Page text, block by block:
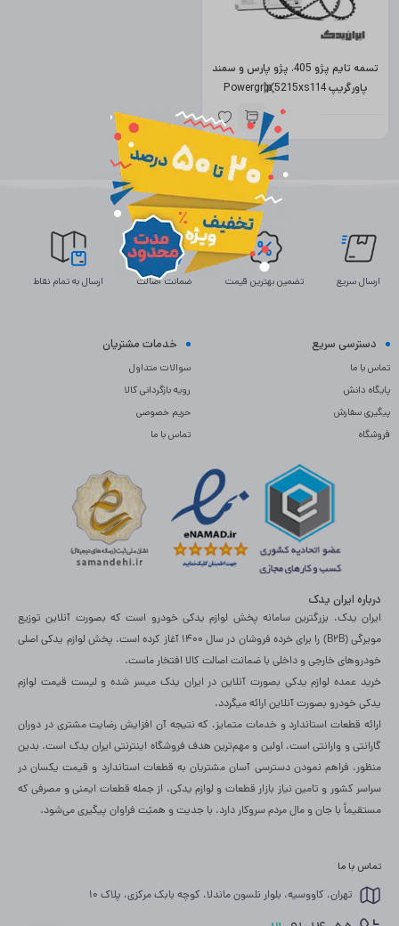
×
تسمه تایم پژو 405، پژو پارس و سمند
پاورگریپ Powergrip 5215xs114
(اصلی)
ارسال سریع تضمین بهترین قیمت ضمانت اصالت ارسال به تمام نقاط
دسترسی سریع
تماس با ما
پایگاه دانش
پیگیری سفارش
فروشگاه
خدمات مشتریان
سوالات متداول
رویه بازگردانی کالا
حریم خصوصی
تماس با ما
درباره ایران یدک
ایران یدک، بزرگترین سامانه پخش لوازم یدکی خودرو است که بصورت آنلاین توزیع
مویرگی (B2B) را برای خرده فروشان در سال 1400 آغاز کرده است. پخش لوازم یدکی اصلی
خودروهای خارجی و داخلی با ضمانت اصالت کالا افتخار ماست.
خرید عمده لوازم یدکی بصورت آنلاین در ایران یدک میسر شده و لیست قیمت لوازم
یدکی خودرو بصورت آنلاین ارائه میگردد.
ارائه قطعات استاندارد و خدمات متمایز، که نتیجه آن افزایش رضایت مشتری در دوران
گارانتی و وارانتی است، اولین و مهم‌ترین هدف فروشگاه اینترنتی ایران یدک است. بدین
منظور، فراهم نمودن دسترسی آسان مشتریان به قطعات استاندارد و قیمت یکسان در
سراسر کشور و تامین نیاز بازار قطعات و لوازم یدکی، از جمله قطعات ایمنی و مصرفی که
مستقیماً با جان و مال مردم سروکار دارد، با جدیت و همیّت فراوان پی­گیری می‌­شود. ​
تماس با ما
تهران، کاووسیه، بلوار نلسون ماندلا، کوچه بابک مرکزی، پلاک 10